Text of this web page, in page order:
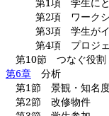
第2項 ワーク
第3項 学生がイ
第4項 プロジェ
第10節
第6章 分析
第1節 景
第2節